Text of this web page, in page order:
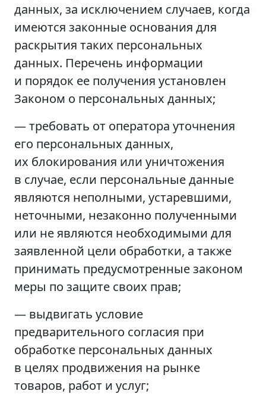
данных, за исключением случаев, когда
имеются законные основания для
раскрытия таких персональных
данных. Перечень информации
и порядок ее получения установлен
Законом о персональных данных;
— требовать от оператора уточнения
его персональных данных,
их блокирования или уничтожения
в случае, если персональные данные
являются неполными, устаревшими,
неточными, незаконно полученными
или не являются необходимыми для
заявленной цели обработки, а также
принимать предусмотренные законом
меры по защите своих прав;
— выдвигать условие
предварительного согласия при
обработке персональных данных
в целях продвижения на рынке
товаров, работ и услуг;